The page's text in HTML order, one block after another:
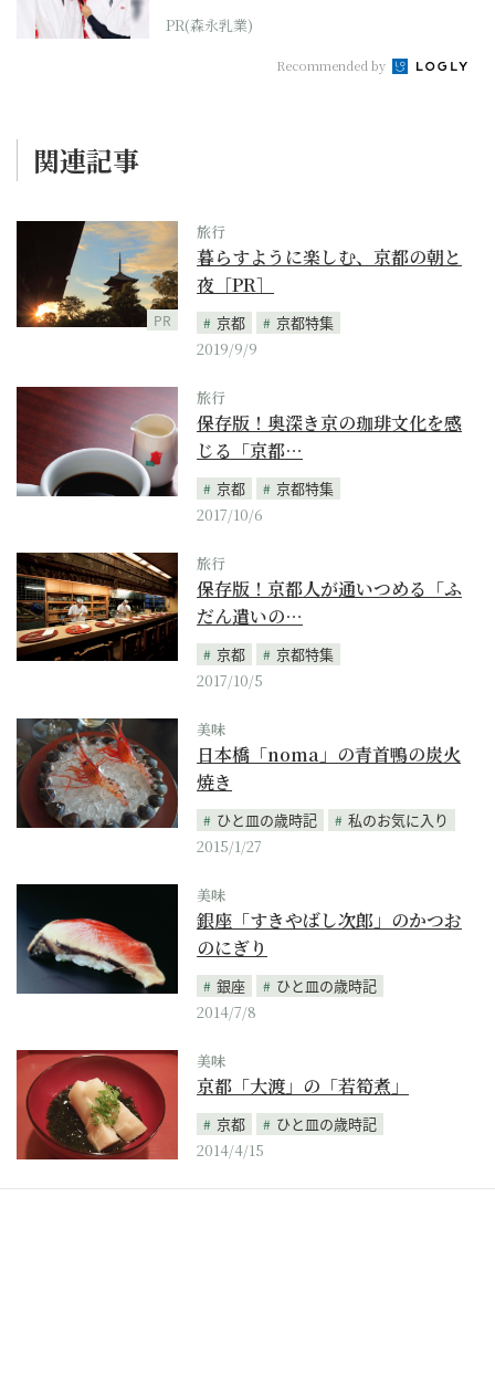
PR(森永乳業)
Recommended by
関連記事
PR
旅行
暮らすように楽しむ、京都の朝と
夜［PR］
京都
京都特集
2019/9/9
旅行
保存版！奥深き京の珈琲文化を感
じる「京都…
京都
京都特集
2017/10/6
旅行
保存版！京都人が通いつめる「ふ
だん遣いの…
京都
京都特集
2017/10/5
美味
日本橋「noma」の青首鴨の炭火
焼き
ひと皿の歳時記
私のお気に入り
2015/1/27
美味
銀座「すきやばし次郎」のかつお
のにぎり
銀座
ひと皿の歳時記
2014/7/8
美味
京都「大渡」の「若筍煮」
京都
ひと皿の歳時記
2014/4/15